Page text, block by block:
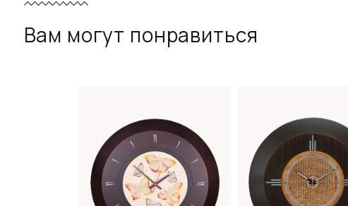
Вам могут понравиться